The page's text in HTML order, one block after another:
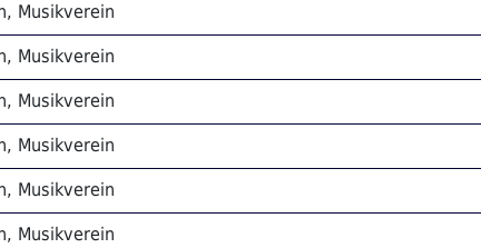
Musikverein
Musikverein
Musikverein
Musikverein
Musikverein
Musikverein